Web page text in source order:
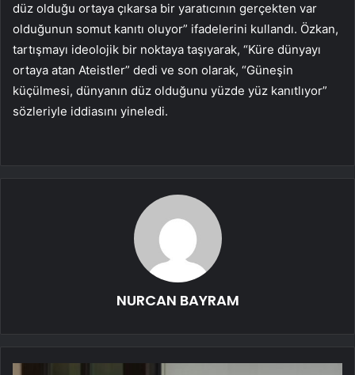
düz olduğu ortaya çıkarsa bir yaratıcının gerçekten var
olduğunun somut kanıtı oluyor” ifadelerini kullandı. Özkan,
tartışmayı ideolojik bir noktaya taşıyarak, “Küre dünyayı
ortaya atan Ateistler” dedi ve son olarak, “Güneşin
küçülmesi, dünyanın düz olduğunu yüzde yüz kanıtlıyor”
sözleriyle iddiasını yineledi.
NURCAN BAYRAM